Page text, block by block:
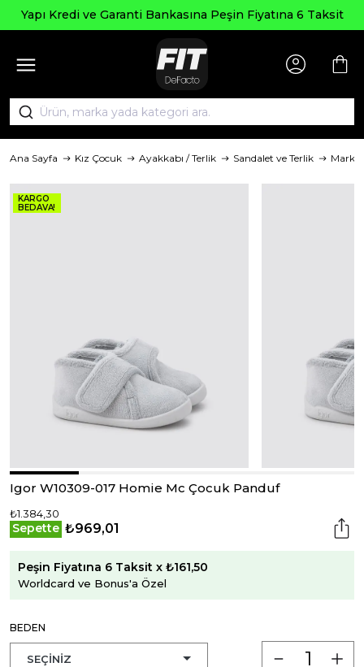
Yapı Kredi ve Garanti Bankasına Peşin Fiyatına 6 Taksit
Ana Sayfa Kız Çocuk Ayakkabı / Terlik Sandalet ve Terlik Marka
KARGO
BEDAVA!
Igor W10309-017 Homie Mc Çocuk Panduf
₺1.384,30
Sepette ₺969,01
Peşin Fiyatına 6 Taksit x ₺161,50
Worldcard ve Bonus'a Özel
BEDEN